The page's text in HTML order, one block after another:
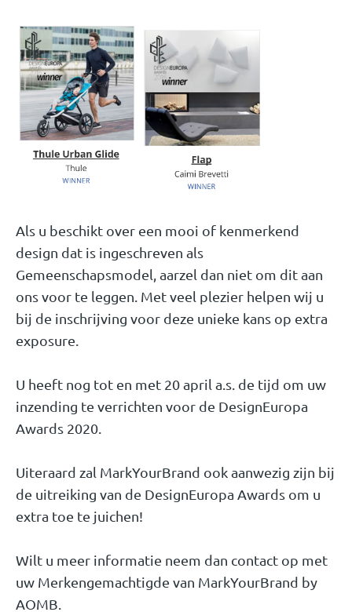
Als u beschikt over een mooi of kenmerkend
design dat is ingeschreven als
Gemeenschapsmodel, aarzel dan niet om dit aan
ons voor te leggen. Met veel plezier helpen wij u
bij de inschrijving voor deze unieke kans op extra
exposure.
U heeft nog tot en met 20 april a.s. de tijd om uw
inzending te verrichten voor de DesignEuropa
Awards 2020.
Uiteraard zal MarkYourBrand ook aanwezig zijn bij
de uitreiking van de DesignEuropa Awards om u
extra toe te juichen!
Wilt u meer informatie neem dan contact op met
uw Merkengemachtigde van MarkYourBrand by
AOMB.